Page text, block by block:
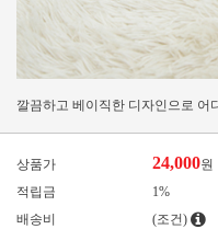
깔끔하고 베이직한 디자인으로 어
상품가 24,000원
적립금
1%
배송비
(조건)